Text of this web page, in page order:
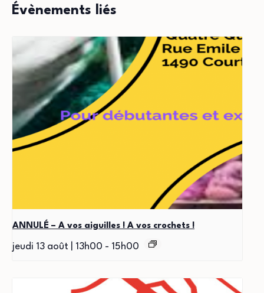
Évènements liés
ANNULÉ – A vos aiguilles ! A vos crochets !
jeudi 13 août | 13h00 - 15h00